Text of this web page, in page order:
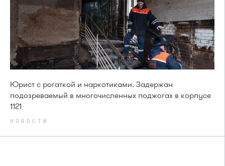
Юрист с рогаткой и наркотиками. Задержан
подозреваемый в многочисленных поджогах в корпусе
1121
НОВОСТИ